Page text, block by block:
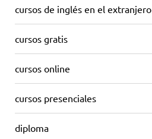
cursos de inglés en el extranjero
cursos gratis
cursos online
cursos presenciales
diploma